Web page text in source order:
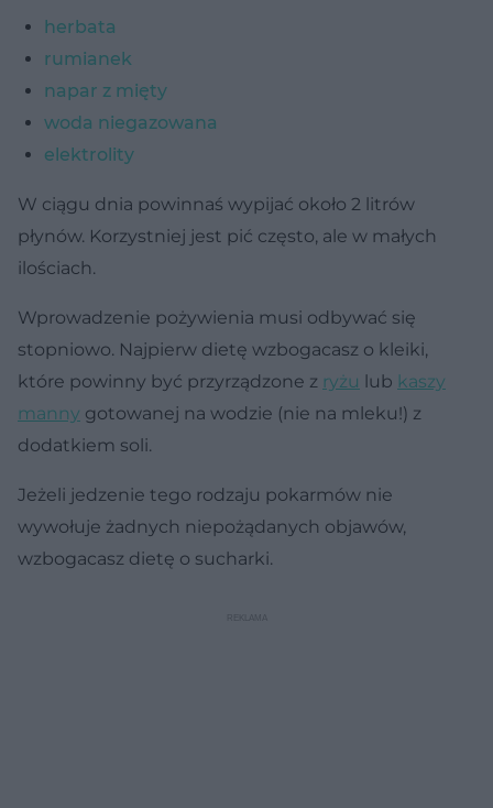
herbata
rumianek
napar z mięty
woda niegazowana
elektrolity
W ciągu dnia powinnaś wypijać około 2 litrów
płynów. Korzystniej jest pić często, ale w małych
ilościach.
Wprowadzenie pożywienia musi odbywać się
stopniowo. Najpierw dietę wzbogacasz o kleiki,
które powinny być przyrządzone z ryżu lub kaszy
manny gotowanej na wodzie (nie na mleku!) z
dodatkiem soli.
Jeżeli jedzenie tego rodzaju pokarmów nie
wywołuje żadnych niepożądanych objawów,
wzbogacasz dietę o sucharki.